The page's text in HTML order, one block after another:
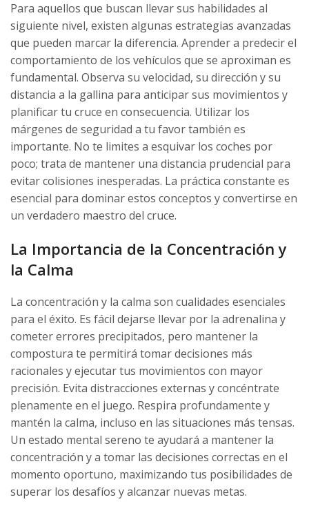
Para aquellos que buscan llevar sus habilidades al
siguiente nivel, existen algunas estrategias avanzadas
que pueden marcar la diferencia. Aprender a predecir el
comportamiento de los vehículos que se aproximan es
fundamental. Observa su velocidad, su dirección y su
distancia a la gallina para anticipar sus movimientos y
planificar tu cruce en consecuencia. Utilizar los
márgenes de seguridad a tu favor también es
importante. No te limites a esquivar los coches por
poco; trata de mantener una distancia prudencial para
evitar colisiones inesperadas. La práctica constante es
esencial para dominar estos conceptos y convertirse en
un verdadero maestro del cruce.
La Importancia de la Concentración y
la Calma
La concentración y la calma son cualidades esenciales
para el éxito. Es fácil dejarse llevar por la adrenalina y
cometer errores precipitados, pero mantener la
compostura te permitirá tomar decisiones más
racionales y ejecutar tus movimientos con mayor
precisión. Evita distracciones externas y concéntrate
plenamente en el juego. Respira profundamente y
mantén la calma, incluso en las situaciones más tensas.
Un estado mental sereno te ayudará a mantener la
concentración y a tomar las decisiones correctas en el
momento oportuno, maximizando tus posibilidades de
superar los desafíos y alcanzar nuevas metas.